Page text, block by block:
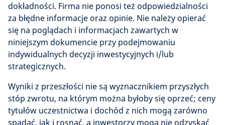
dokładności. Firma nie ponosi też odpowiedzialności
za błędne informacje oraz opinie. Nie należy opierać
się na poglądach i informacjach zawartych w
niniejszym dokumencie przy podejmowaniu
indywidualnych decyzji inwestycyjnych i/lub
strategicznych.
Wyniki z przeszłości nie są wyznacznikiem przyszłych
stóp zwrotu, na którym można byłoby się oprzeć; ceny
tytułów uczestnictwa i dochód z nich mogą zarówno
spadać, jak i rosnąć, a inwestorzy mogą nie odzyskać